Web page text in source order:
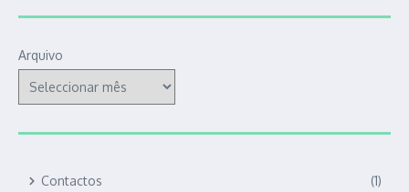
Arquivo
Contactos (1)